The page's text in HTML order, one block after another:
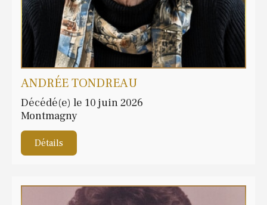
ANDRÉE TONDREAU
Décédé(e) le 10 juin 2026
Montmagny
Détails